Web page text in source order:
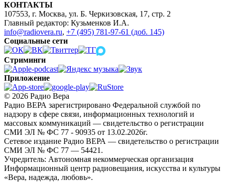
КОНТАКТЫ
107553, г. Москва, ул. Б. Черкизовская, 17, стр. 2
Главный редактор: Кузьменков И.А.
info@radiovera.ru, +7 (495) 781-97-61 (доб. 145)
Социальные сети
Стриминги
Приложение
© 2026 Радио Вера
Радио ВЕРА зарегистрировано Федеральной службой по
надзору в сфере связи, информационных технологий и
массовых коммуникаций — свидетельство о регистрации
СМИ ЭЛ № ФС 77 - 90935 от 13.02.2026г.
Сетевое издание Радио ВЕРА — свидетельство о регистрации
СМИ ЭЛ № ФС 77 — 54421.
Учредитель: Автономная некоммерческая организация
Информационный центр радиовещания, искусства и культуры
«Вера, надежда, любовь».